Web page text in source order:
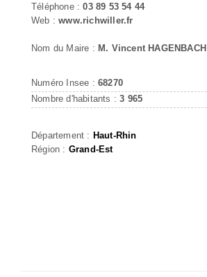
Téléphone :03 89 53 54 44
Web :www.richwiller.fr
Nom du Maire : M. Vincent HAGENBACH
Numéro Insee : 68270
Nombre d'habitants :3 965
Département : Haut-Rhin
Région : Grand-Est